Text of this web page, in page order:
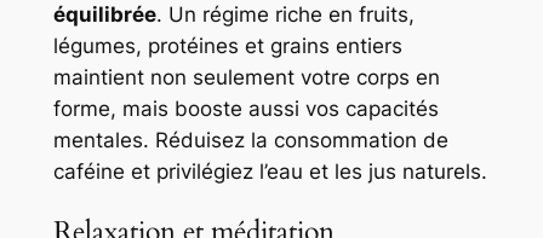
équilibrée. Un régime riche en fruits,
légumes, protéines et grains entiers
maintient non seulement votre corps en
forme, mais booste aussi vos capacités
mentales. Réduisez la consommation de
caféine et privilégiez l’eau et les jus naturels.